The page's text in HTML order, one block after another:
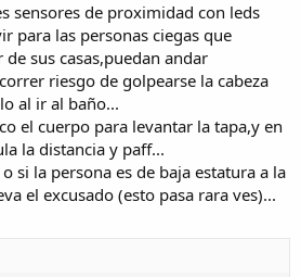
sensores de proximidad con leds
para las personas ciegas que
sus casas,puedan andar
riesgo de golpearse la cabeza
al ir al baño...
el cuerpo para levantar la tapa,y en
la distancia y paff...
si la persona es de baja estatura a la
el excusado (esto pasa rara ves)...